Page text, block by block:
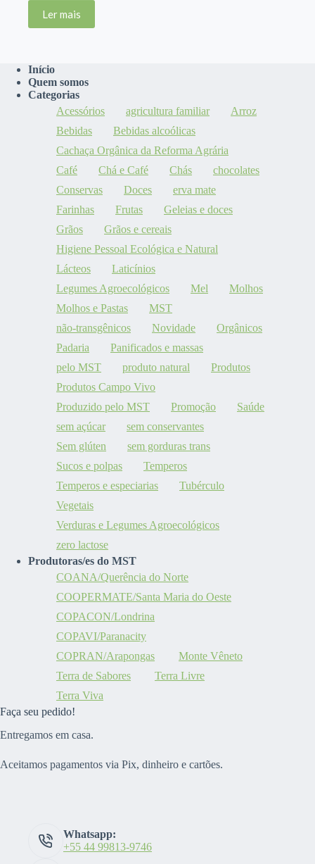
Ler mais
Início
Quem somos
Categorias
Acessórios
agricultura familiar
Arroz
Bebidas
Bebidas alcoólicas
Cachaça Orgânica da Reforma Agrária
Café
Chá e Café Chás
chocolates
Conservas
Doces
erva mate
Farinhas
Frutas
Geleias e doces
Grãos
Grãos e cereais
Higiene Pessoal Ecológica e Natural
Lácteos
Laticínios
Legumes Agroecológicos
Mel
Molhos
Molhos e Pastas
MST
não-transgênicos
Novidade
Orgânicos
Padaria
Panificados e massas
pelo MST
produto natural
Produtos
Produtos Campo Vivo
Produzido pelo MST
Promoção
Saúde
sem açúcar
sem conservantes
Sem glúten
sem gorduras trans
Sucos e polpas
Temperos
Temperos e especiarias
Tubérculo
Vegetais
Verduras e Legumes Agroecológicos
zero lactose
Produtoras/es do MST
COANA/Querência do Norte
COOPERMATE/Santa Maria do Oeste
COPACON/Londrina
COPAVI/Paranacity
COPRAN/Arapongas
Monte Vêneto
Terra de Sabores
Terra Livre
Terra Viva
Faça seu pedido!
Entregamos em casa.
Aceitamos pagamentos via Pix, dinheiro e cartões.
Whatsapp:
+55 44 99813-9746